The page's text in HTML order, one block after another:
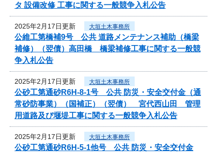
タ 設備改修 工事に関する一般競争入札公告
2025年2月17日更新 大垣土木事務所
公維工第橋補9号 公共 道路メンテナンス補助（橋梁
補修）（翌債）高田橋 橋梁補修工事に関する一般競
争入札公告
2025年2月17日更新 大垣土木事務所
公砂工第通砂R6H-8-1号 公共 防災・安全交付金（通
常砂防事業）（国補正）（翌債） 宮代西山田 管理
用道路及び堰堤工事に関する一般競争入札公告
2025年2月17日更新 大垣土木事務所
公砂工第通砂R6H-5-1他号 公共 防災・安全交付金